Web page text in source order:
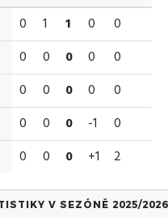
0 1 1 0 0
0 0 0 0 0
0 0 0 0 0
0 0 0 -1 0
0 0 0 +1 2
V SEZÓNĚ 2025/2026